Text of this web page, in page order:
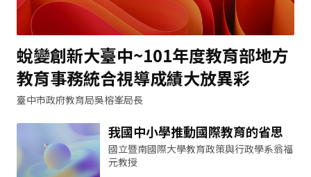
蛻變創新大臺中~101年度教育部地方
教育事務統合視導成績大放異彩
臺中市政府教育局吳榕峯局長
我國中小學推動國際教育的省思
國立暨南國際大學教育政策與行政學系翁福
元教授